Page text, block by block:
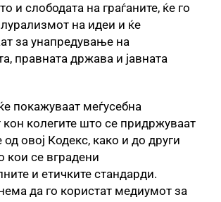
и слободата на граѓаните, ќе го
на идеи и ќе
за унапредување на
правната држава и јавната
покажуваат меѓусебна
колегите што се придржуваат
овој Кодекс, како и до други
кои се вградени
и етичките стандарди.
да го користат медиумот за